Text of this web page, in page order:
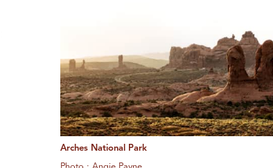
Arches National Park